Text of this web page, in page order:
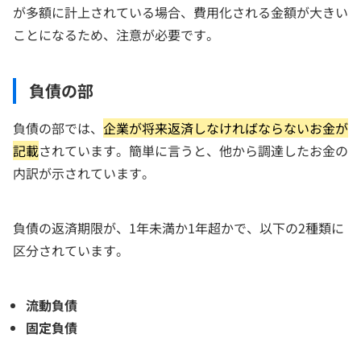
が多額に計上されている場合、費用化される金額が大きい
ことになるため、注意が必要です。
負債の部
負債の部では、 企業が将来返済しなければならないお金が
記載されています。簡単に言うと、他から調達したお金の
内訳が示されています。
負債の返済期限が、1年未満か1年超かで、以下の2種類に
区分されています。
流動負債
固定負債